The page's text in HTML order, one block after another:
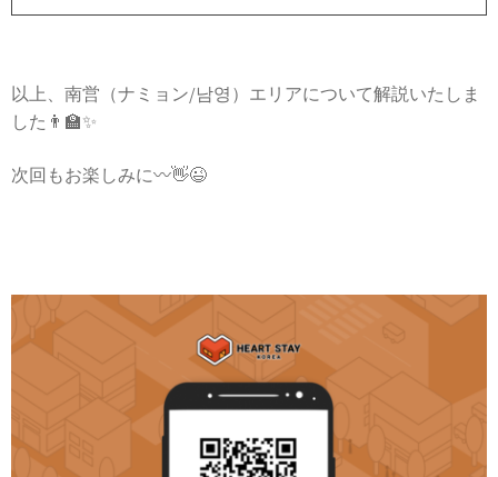
以上、南営（ナミョン/남영）エリアについて解説いたしま
した👨‍🏫✨
次回もお楽しみに〰👋😉